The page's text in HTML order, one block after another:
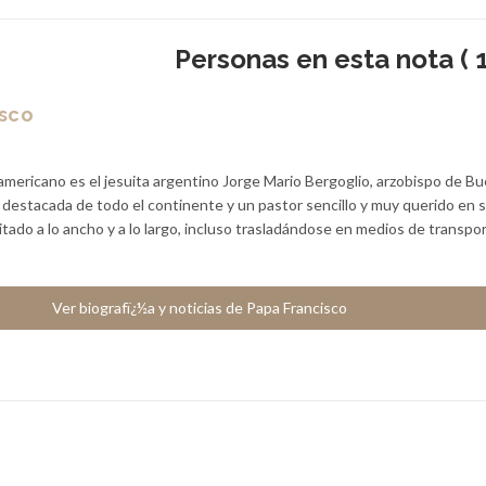
Personas en esta nota (
es el jesuita argentino Jorge Mario Bergoglio, arzobispo de
de todo el continente y un pastor sencillo y muy querido en
a lo ancho y a lo largo, incluso trasladándose en medios de
Ver biografï¿½a y noticias de Papa Francisco